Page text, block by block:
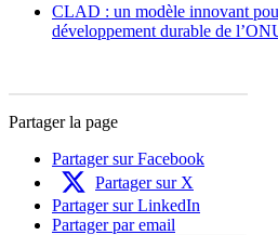
CLAD : un modèle innovant
développement durable de
Partager la page
Partager sur Facebook
Partager sur X
Partager sur LinkedIn
Partager par email